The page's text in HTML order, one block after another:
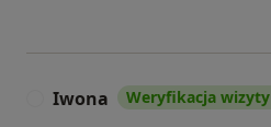
Iwona Weryfikacja wizyty